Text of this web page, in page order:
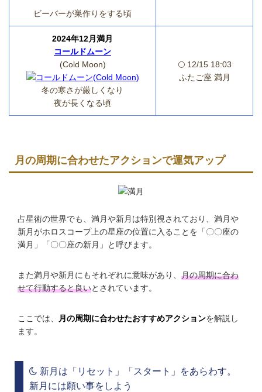
ビーバーが巣作りをする頃
2024年12月満月
コールドムーン
(Cold Moon)
冬の寒さが厳しくなり
夜が長くなる頃
🌕 12/15 18:03
ふたご座 満月
月の周期に合わせたアクションで運気アップ
占星術の世界でも、満月や新月は特別視されており、満月や
新月がホロスコープ上の星座の位置に入ることを「〇〇座の
満月」「〇〇座の新月」と呼びます。
また満月や新月にもそれぞれに意味があり、 月の周期に合わ
せて行動すると良いとされています。
ここでは、 月の周期に合わせたおすすめアクションを解説し
ます。
新月は「リセット」「スタート」をあらわす。
新月には願い事をしよう